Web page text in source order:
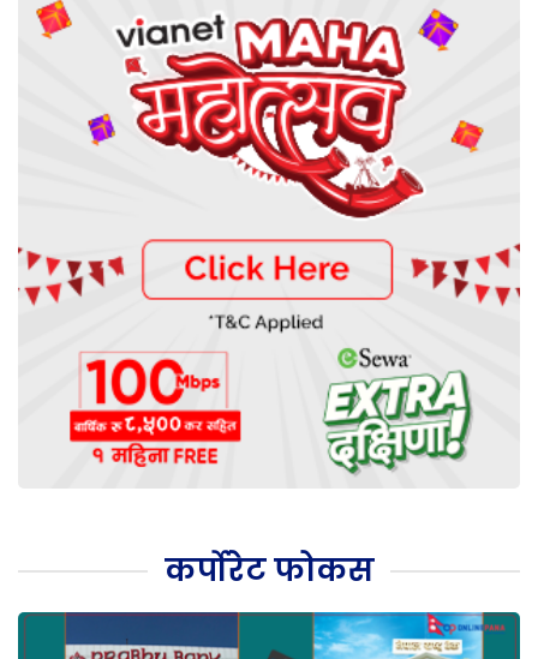
कर्पोरेट फोकस